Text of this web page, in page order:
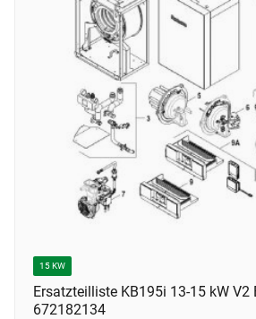
15 KW
Ersatzteilliste KB195i 13-15 kW V2
672182134